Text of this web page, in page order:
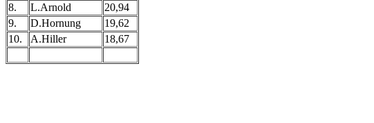
8.
L.Arnold
20,94
9.
D.Hornung
19,62
10.
A.Hiller 18,67